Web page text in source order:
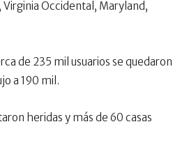
Virginia Occidental, Maryland,
de 235 mil usuarios se quedaron
a 190 mil.
heridas y más de 60 casas